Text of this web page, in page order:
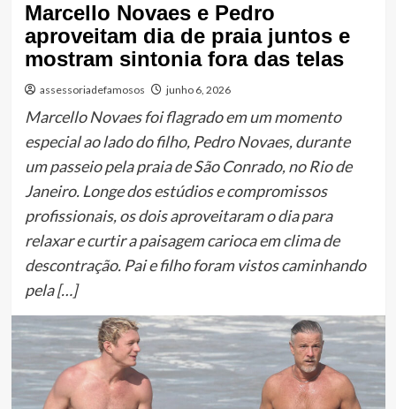
Marcello Novaes e Pedro
aproveitam dia de praia juntos e
mostram sintonia fora das telas
assessoriadefamosos junho 6, 2026
Marcello Novaes foi flagrado em um momento
especial ao lado do filho, Pedro Novaes, durante
um passeio pela praia de São Conrado, no Rio de
Janeiro. Longe dos estúdios e compromissos
profissionais, os dois aproveitaram o dia para
relaxar e curtir a paisagem carioca em clima de
descontração. Pai e filho foram vistos caminhando
pela […]